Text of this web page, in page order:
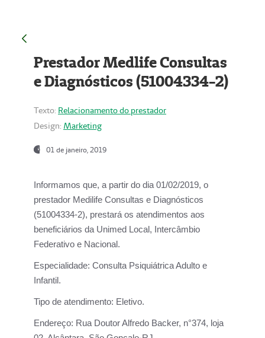
Prestador Medlife Consultas
e Diagnósticos (51004334-2)
Texto: Relacionamento do prestador
Design: Marketing
01 de janeiro, 2019
Informamos que, a partir do dia 01/02/2019, o
prestador Medilife Consultas e Diagnósticos
(51004334-2), prestará os atendimentos aos
beneficiários da Unimed Local, Intercâmbio
Federativo e Nacional.
Especialidade: Consulta Psiquiátrica Adulto e
Infantil.
Tipo de atendimento: Eletivo.
Endereço: Rua Doutor Alfredo Backer, n°374, loja